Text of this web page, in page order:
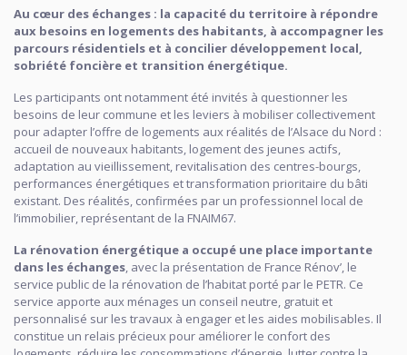
Au cœur des échanges : la capacité du territoire à répondre
aux besoins en logements des habitants, à accompagner les
parcours résidentiels et à concilier développement local,
sobriété foncière et transition énergétique.
Les participants ont notamment été invités à questionner les
besoins de leur commune et les leviers à mobiliser collectivement
pour adapter l’offre de logements aux réalités de l’Alsace du Nord :
accueil de nouveaux habitants, logement des jeunes actifs,
adaptation au vieillissement, revitalisation des centres-bourgs,
performances énergétiques et transformation prioritaire du bâti
existant. Des réalités, confirmées par un professionnel local de
l’immobilier, représentant de la FNAIM67.
La rénovation énergétique a occupé une place importante
dans les échanges, avec la présentation de France Rénov’, le
service public de la rénovation de l’habitat porté par le PETR. Ce
service apporte aux ménages un conseil neutre, gratuit et
personnalisé sur les travaux à engager et les aides mobilisables. Il
constitue un relais précieux pour améliorer le confort des